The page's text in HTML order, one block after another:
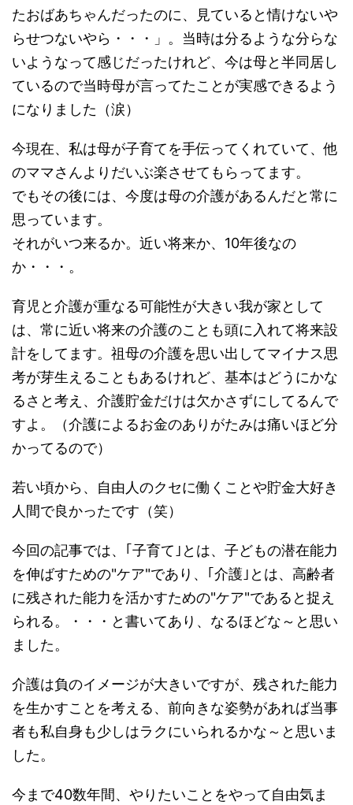
たおばあちゃんだったのに、見ていると情けないや
らせつないやら・・・」。当時は分るような分らな
いようなって感じだったけれど、今は母と半同居し
ているので当時母が言ってたことが実感できるよう
になりました（涙）
今現在、私は母が子育てを手伝ってくれていて、他
のママさんよりだいぶ楽させてもらってます。
でもその後には、今度は母の介護があるんだと常に
思っています。
それがいつ来るか。近い将来か、10年後なの
か・・・。
育児と介護が重なる可能性が大きい我が家として
は、常に近い将来の介護のことも頭に入れて将来設
計をしてます。祖母の介護を思い出してマイナス思
考が芽生えることもあるけれど、基本はどうにかな
るさと考え、介護貯金だけは欠かさずにしてるんで
すよ。（介護によるお金のありがたみは痛いほど分
かってるので）
若い頃から、自由人のクセに働くことや貯金大好き
人間で良かったです（笑）
今回の記事では、｢子育て｣とは、子どもの潜在能力
を伸ばすための"ケア"であり、｢介護｣とは、高齢者
に残された能力を活かすための"ケア"であると捉え
られる。・・・と書いてあり、なるほどな～と思い
ました。
介護は負のイメージが大きいですが、残された能力
を生かすことを考える、前向きな姿勢があれば当事
者も私自身も少しはラクにいられるかな～と思いま
した。
今まで40数年間、やりたいことをやって自由気ま